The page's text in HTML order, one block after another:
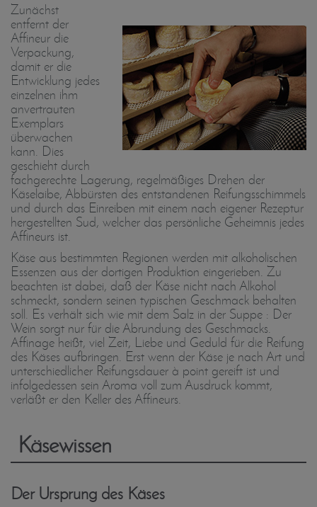
Zunächst
entfernt der
Affineur die
Verpackung,
damit er die
Entwicklung jedes
einzelnen ihm
anvertrauten
Exemplars
überwachen
kann. Dies
geschieht durch
fachgerechte Lagerung, regelmäßiges Drehen der
Käselaibe, Abbürsten des entstandenen Reifungsschimmels
und durch das Einreiben mit einem nach eigener Rezeptur
hergestellten Sud, welcher das persönliche Geheimnis jedes
Affineurs ist.
Käse aus bestimmten Regionen werden mit alkoholischen
Essenzen aus der dortigen Produktion eingerieben. Zu
beachten ist dabei, daß der Käse nicht nach Alkohol
schmeckt, sondern seinen typischen Geschmack behalten
soll. Es verhält sich wie mit dem Salz in der Suppe : Der
Wein sorgt nur für die Abrundung des Geschmacks.
Affinage heißt, viel Zeit, Liebe und Geduld für die Reifung
des Käses aufbringen. Erst wenn der Käse je nach Art und
unterschiedlicher Reifungsdauer à point gereift ist und
infolgedessen sein Aroma voll zum Ausdruck kommt,
verläßt er den Keller des Affineurs.
Käsewissen
Der Ursprung des Käses